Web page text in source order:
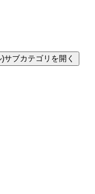
サブカテゴリを開く